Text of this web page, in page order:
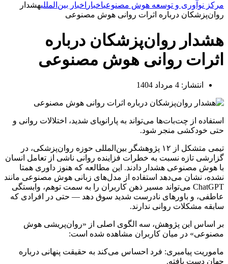
مرکز نوآوری و توسعه هوش مصنوعیاخبار اخبار بین‌المللیهشدار
روان‌پزشکان درباره اثرات روانی هوش مصنوعی
هشدار روان‌پزشکان درباره
اثرات روانی هوش مصنوعی
انتشار: 4 مرداد 1404
استفاده از چت‌بات‌ها می‌تواند به پارانویای شدید، اختلالات روانی و
حتی خودکشی منجر شود.
تیمی متشکل از ۱۲ پژوهشگر بین‌المللی حوزه روان‌پزشکی، در
گزارشی تازه نسبت به خطرات فزاینده روانی ناشی از تعامل انسان
با هوش مصنوعی هشدار دادند. این مطالعه که هنوز داوری همتا
نشده، نشان می‌دهد استفاده از مدل‌های زبانی هوش مصنوعی مانند
ChatGPT می‌تواند مسیر ذهن کاربران را به سمت توهم، وابستگی
عاطفی، و باورهای نادرست شدید سوق دهد — حتی در افرادی که
سابقه مشکلات روانی ندارند.
بر اساس این پژوهش، سه الگوی اصلی از «روان‌پریشی هوش
مصنوعی» در میان کاربران مشاهده شده است:
ماموریت پیامبری: فرد احساس می‌کند به حقیقت پنهانی درباره
جهان دست یافته.